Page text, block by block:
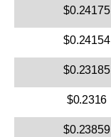
$0.24175
$0.24154
$0.23185
$0.2316
$0.23859